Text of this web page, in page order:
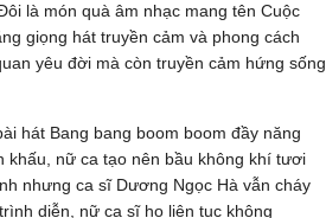
là món quà âm nhạc mang tên Cuộc
giọng hát truyền cảm và phong cách
yêu đời mà còn truyền cảm hứng sống
hát Bang bang boom boom đầy năng
khấu, nữ ca tạo nên bầu không khí tươi
nhưng ca sĩ Dương Ngọc Hà vẫn cháy
diễn, nữ ca sĩ ho liên tục không